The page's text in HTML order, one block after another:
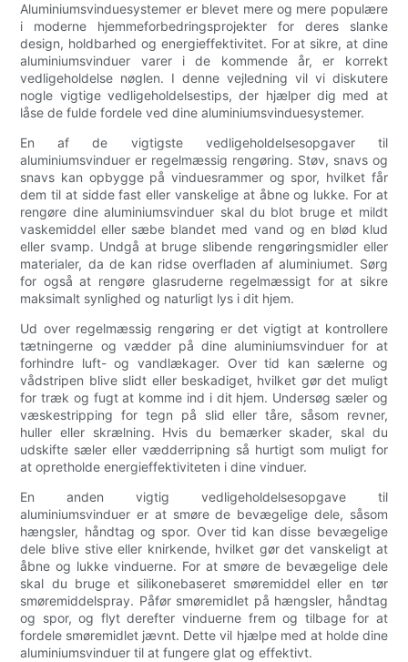
Aluminiumsvinduesystemer er blevet mere og mere populære
i moderne hjemmeforbedringsprojekter for deres slanke
design, holdbarhed og energieffektivitet. For at sikre, at dine
aluminiumsvinduer varer i de kommende år, er korrekt
vedligeholdelse nøglen. I denne vejledning vil vi diskutere
nogle vigtige vedligeholdelsestips, der hjælper dig med at
låse de fulde fordele ved dine aluminiumsvinduesystemer.
En af de vigtigste vedligeholdelsesopgaver til
aluminiumsvinduer er regelmæssig rengøring. Støv, snavs og
snavs kan opbygge på vinduesrammer og spor, hvilket får
dem til at sidde fast eller vanskelige at åbne og lukke. For at
rengøre dine aluminiumsvinduer skal du blot bruge et mildt
vaskemiddel eller sæbe blandet med vand og en blød klud
eller svamp. Undgå at bruge slibende rengøringsmidler eller
materialer, da de kan ridse overfladen af ​​aluminiumet. Sørg
for også at rengøre glasruderne regelmæssigt for at sikre
maksimalt synlighed og naturligt lys i dit hjem.
Ud over regelmæssig rengøring er det vigtigt at kontrollere
tætningerne og vædder på dine aluminiumsvinduer for at
forhindre luft- og vandlækager. Over tid kan sælerne og
vådstripen blive slidt eller beskadiget, hvilket gør det muligt
for træk og fugt at komme ind i dit hjem. Undersøg sæler og
væskestripping for tegn på slid eller tåre, såsom revner,
huller eller skrælning. Hvis du bemærker skader, skal du
udskifte sæler eller vædderripning så hurtigt som muligt for
at opretholde energieffektiviteten i dine vinduer.
En anden vigtig vedligeholdelsesopgave til
aluminiumsvinduer er at smøre de bevægelige dele, såsom
hængsler, håndtag og spor. Over tid kan disse bevægelige
dele blive stive eller knirkende, hvilket gør det vanskeligt at
åbne og lukke vinduerne. For at smøre de bevægelige dele
skal du bruge et silikonebaseret smøremiddel eller en tør
smøremiddelspray. Påfør smøremidlet på hængsler, håndtag
og spor, og flyt derefter vinduerne frem og tilbage for at
fordele smøremidlet jævnt. Dette vil hjælpe med at holde dine
aluminiumsvinduer til at fungere glat og effektivt.